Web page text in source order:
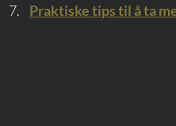
Praktiske tips til å ta